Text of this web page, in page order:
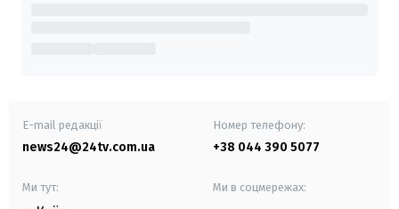
E-mail редакції
news24@24tv.com.ua
Номер телефону:
+38 044 390 5077
Ми тут: Ми в соцмережах: